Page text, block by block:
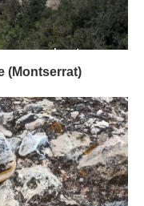
(Montserrat)